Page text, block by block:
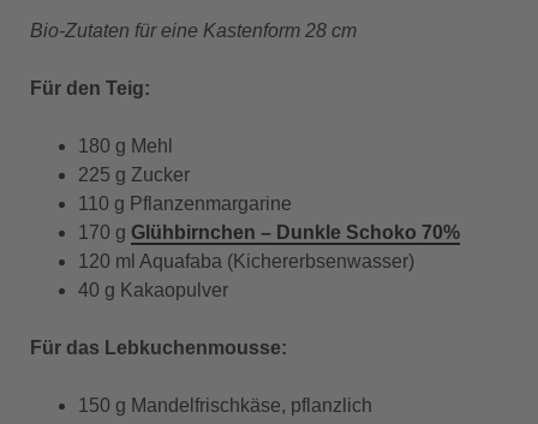
Bio-Zutaten für eine Kastenform 28 cm
Für den Teig:
180 g Mehl
225 g Zucker
110 g Pflanzenmargarine
170 g Glühbirnchen – Dunkle Schoko 70%
120 ml Aquafaba (Kichererbsenwasser)
40 g Kakaopulver
Für das Lebkuchenmousse:
150 g Mandelfrischkäse, pflanzlich